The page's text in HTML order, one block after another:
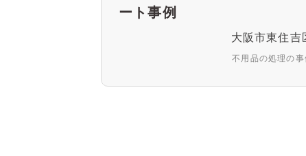
ート事例
大阪市東住吉
不用品の処理の事